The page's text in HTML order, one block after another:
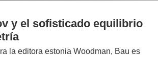
y el sofisticado equilibrio
la editora estonia Woodman, Bau es